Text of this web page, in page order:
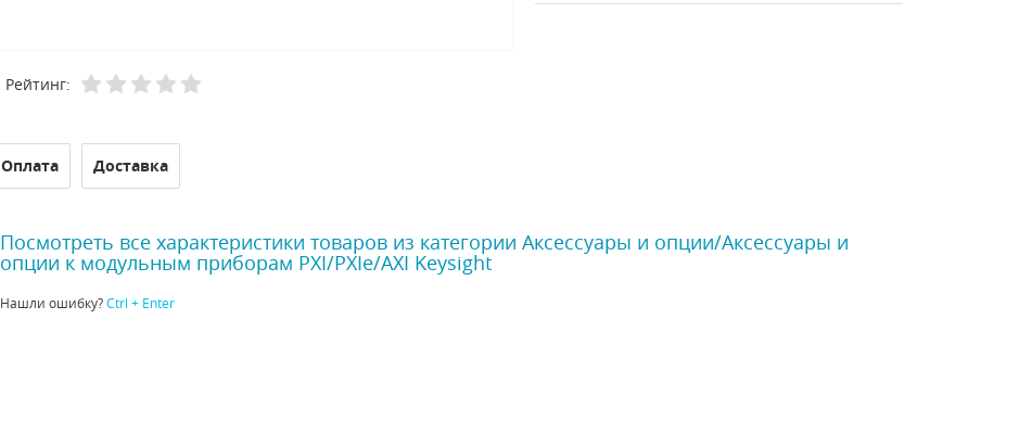
Рейтинг:
Оплата Доставка
Посмотреть все характеристики товаров из категории Аксессуары и опции/Аксессуары и
опции к модульным приборам PXI/PXIe/AXI Keysight
Нашли ошибку?Ctrl + Enter